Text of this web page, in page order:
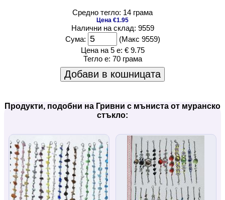
Средно тегло: 14 грама
Цена €1.95
Налични на склад: 9559
Сума:
(Макс 9559)
Цена на 5 е: € 9.75
Тегло е: 70 грама
Добави в кошницата
Продукти, подобни на Гривни с мъниста от муранско
стъкло: